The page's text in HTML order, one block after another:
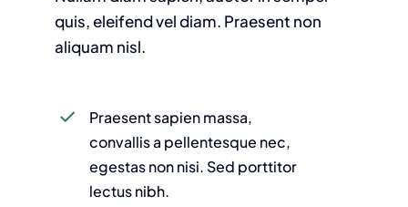
quis, eleifend vel diam. Praesent non
aliquam nisl.
Praesent sapien massa,
convallis a pellentesque nec,
egestas non nisi. Sed porttitor
lectus nibh.